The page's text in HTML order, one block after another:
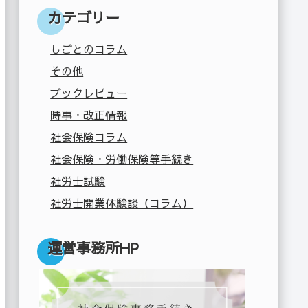
カテゴリー
しごとのコラム
その他
ブックレビュー
時事・改正情報
社会保険コラム
社会保険・労働保険等手続き
社労士試験
社労士開業体験談（コラム）
運営事務所HP